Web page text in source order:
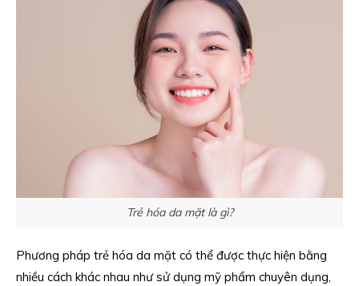
Trẻ hóa da mặt là gì?
Phương pháp trẻ hóa da mặt có thể được thực hiện bằng
nhiều cách khác nhau như sử dụng mỹ phẩm chuyên dụng,